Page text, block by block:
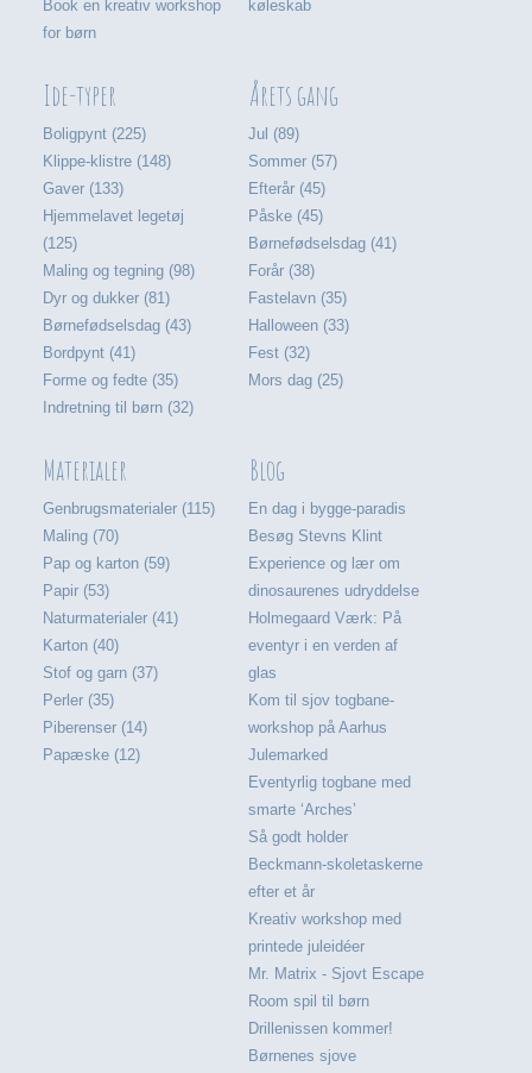
Book en kreativ workshop
for børn
køleskab
Ide-typer
Boligpynt (225)
Klippe-klistre (148)
Gaver (133)
Hjemmelavet legetøj
(125)
Maling og tegning (98)
Dyr og dukker (81)
Børnefødselsdag (43)
Bordpynt (41)
Forme og fedte (35)
Indretning til børn (32)
Årets gang
Jul (89)
Sommer (57)
Efterår (45)
Påske (45)
Børnefødselsdag (41)
Forår (38)
Fastelavn (35)
Halloween (33)
Fest (32)
Mors dag (25)
Materialer
Genbrugsmaterialer (115)
Maling (70)
Pap og karton (59)
Papir (53)
Naturmaterialer (41)
Karton (40)
Stof og garn (37)
Perler (35)
Piberenser (14)
Papæske (12)
Blog
En dag i bygge-paradis
Besøg Stevns Klint
Experience og lær om
dinosaurenes udryddelse
Holmegaard Værk: På
eventyr i en verden af
glas
Kom til sjov togbane-
workshop på Aarhus
Julemarked
Eventyrlig togbane med
smarte ‘Arches’
Så godt holder
Beckmann-skoletaskerne
efter et år
Kreativ workshop med
printede juleidéer
Mr. Matrix - Sjovt Escape
Room spil til børn
Drillenissen kommer!
Børnenes sjove